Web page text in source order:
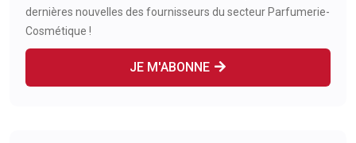
dernières nouvelles des fournisseurs du secteur Parfumerie-
Cosmétique !
JE M'ABONNE